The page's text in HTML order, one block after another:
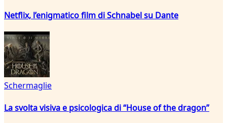
Netflix, l’enigmatico film di Schnabel su Dante
Schermaglie
La svolta visiva e psicologica di “House of the dragon”